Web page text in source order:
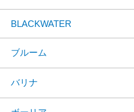
BLACKWATER
ブルーム
バリナ